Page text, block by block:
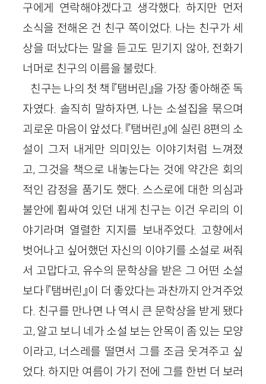
구에게 연락해야겠다고 생각했다. 하지만 먼저
소식을 전해온 건 친구 쪽이었다. 나는 친구가 세
상을 떠났다는 말을 듣고도 믿기지 않아, 전화기
너머로 친구의 이름을 불렀다.
친구는 나의 첫 책 『탬버린』을 가장 좋아해준 독
자였다. 솔직히 말하자면, 나는 소설집을 묶으며
괴로운 마음이 앞섰다. 『탬버린』에 실린 8편의 소
설이 그저 내게만 의미있는 이야기처럼 느껴졌
고, 그것을 책으로 내놓는다는 것에 약간은 회의
적인 감정을 품기도 했다. 스스로에 대한 의심과
불안에 휩싸여 있던 내게 친구는 이건 우리의 이
야기라며 열렬한 지지를 보내주었다. 고향에서
벗어나고 싶어했던 자신의 이야기를 소설로 써줘
서 고맙다고, 유수의 문학상을 받은 그 어떤 소설
보다 『탬버린』이 더 좋았다는 과찬까지 안겨주었
다. 친구를 만나면 나 역시 큰 문학상을 받게 됐다
고, 알고 보니 네가 소설 보는 안목이 좀 있는 모양
이라고, 너스레를 떨면서 그를 조금 웃겨주고 싶
었다. 하지만 여름이 가기 전에 그를 한번 더 보러